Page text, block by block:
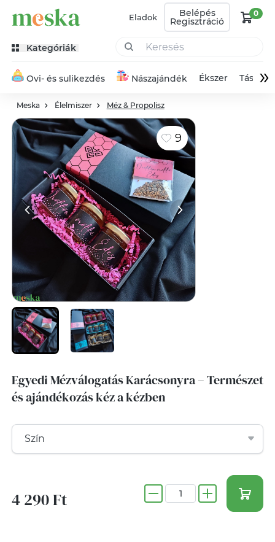
Eladok Belépés
Regisztráció
0
Kategóriák
Ovi- és sulikezdés Nászajándék Ékszer Táska»
Meska Élelmiszer Méz & Propolisz
9
Egyedi Mézválogatás Karácsonyra – Természet
és ajándékozás kéz a kézben
4 290 Ft